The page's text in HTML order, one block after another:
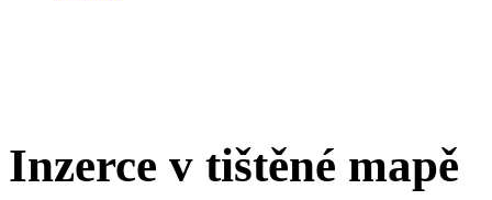
Inzerce v tištěné mapě